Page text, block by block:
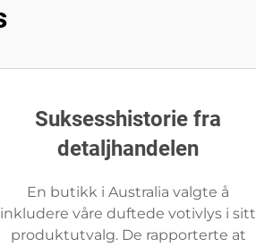
Suksesshistorie fra
detaljhandelen
En butikk i Australia valgte å
inkludere våre duftede votivlys i sitt
produktutvalg. De rapporterte at